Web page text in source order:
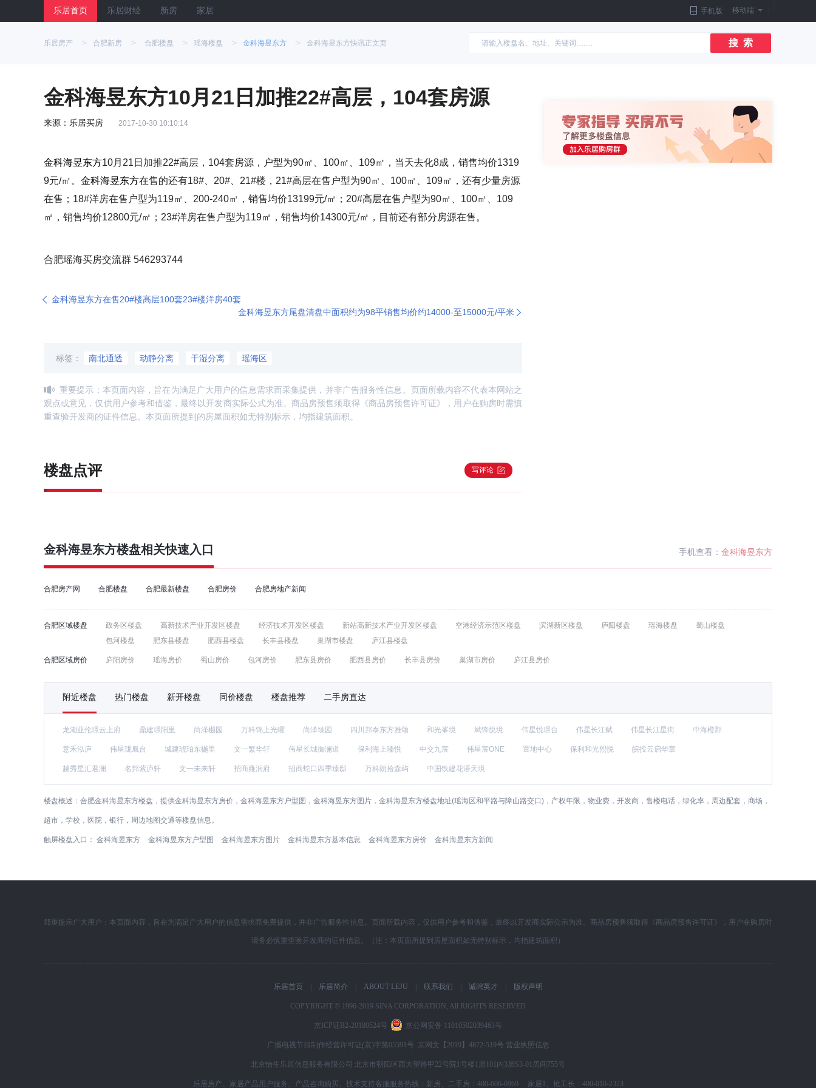
乐居首页 乐居财经 新房 家居 手机版 移动端
乐居房产 > 合肥新房 > 合肥楼盘 > 瑶海楼盘 > 金科海昱东方 > 金科海昱东方快讯正文页 搜 索
金科海昱东方10月21日加推22#高层，104套房源
来源：乐居买房 2017-10-30 10:10:14
金科海昱东方10月21日加推22#高层，104套房源，户型为90㎡、100㎡、109㎡，当天去化8成，销售均价1319
9元/㎡。 金科海昱东方在售的还有18#、20#、21#楼，21#高层在售户型为90㎡、100㎡、109㎡，还有少量房源
在售；18#洋房在售户型为119㎡、200-240㎡，销售均价13199元/㎡；20#高层在售户型为90㎡、100㎡、109
㎡，销售均价12800元/㎡；23#洋房在售户型为119㎡，销售均价14300元/㎡，目前还有部分房源在售。
合肥瑶海买房交流群 546293744
金科海昱东方在售20#楼高层100套23#楼洋房40套
金科海昱东方尾盘清盘中面积约为98平销售均价约14000-至15000元/平米
标签： 南北通透 动静分离 干湿分离 瑶海区
重要提示：本页面内容，旨在为满足广大用户的信息需求而采集提供，并非广告服务性信息。页面所载内容不代表本网站之
观点或意见，仅供用户参考和借鉴，最终以开发商实际公式为准。商品房预售须取得《商品房预售许可证》，用户在购房时需慎
重查验开发商的证件信息。本页面所提到的房屋面积如无特别标示，均指建筑面积。
楼盘点评 写评论
金科海昱东方楼盘相关快速入口 手机查看： 金科海昱东方
合肥房产网 合肥楼盘 合肥最新楼盘 合肥房价 合肥房地产新闻
合肥区域楼盘 政务区楼盘 高新技术产业开发区楼盘 经济技术开发区楼盘 新站高新技术产业开发区楼盘 空港经济示范区楼盘 滨湖新区楼盘 庐阳楼盘 瑶海楼盘
蜀山楼盘
包河楼盘
肥东县楼盘 肥西县楼盘 长丰县楼盘 巢湖市楼盘 庐江县楼盘
合肥区域房价 庐阳房价 瑶海房价 蜀山房价 包河房价 肥东县房价 肥西县房价 长丰县房价 巢湖市房价 庐江县房价
附近楼盘 热门楼盘 新开楼盘 同价楼盘 楼盘推荐 二手房直达
龙湖亚伦璟云上府 鼎建璟阳里 尚泽樾园 万科锦上光曜 尚泽臻园 四川邦泰东方雅颂 和光峯境 斌锋悦境 伟星悦璟台 伟星长江赋 伟星长江星街 中海橙郡
意禾泓庐 伟星珑胤台 城建琥珀东樾里 文一繁华轩 伟星长城御澜道 保利海上瑧悦 中交九宸 伟星宸ONE 置地中心 保利和光熙悦 皖投云启华章
越秀星汇君澜 名邦紫庐轩 文一未来轩 招商雍润府 招商蛇口四季臻邸 万科朗拾森屿 中国铁建花语天境
楼盘概述： 合肥金科海昱东方楼盘，提供金科海昱东方房价，金科海昱东方户型图，金科海昱东方图片，金科海昱东方楼盘地址(瑶海区和平路与障山路交口)，产权年限，物业费，开发商，售楼电话，绿化率，周边配套，商场，
超市，学校，医院，银行，周边地图交通等楼盘信息。
触屏楼盘入口： 金科海昱东方 金科海昱东方户型图 金科海昱东方图片 金科海昱东方基本信息 金科海昱东方房价 金科海昱东方新闻
郑重提示广大用户：本页面内容，旨在为满足广大用户的信息需求而免费提供，并非广告服务性信息。页面所载内容，仅供用户参考和借鉴，最终以开发商实际公示为准。商品房预售须取得《商品房预售许可证》，用户在购房时
请务必慎重查验开发商的证件信息。（注：本页面所提到房屋面积如无特别标示，均指建筑面积）
乐居首页 乐居简介 ABOUT LEJU 联系我们 诚聘英才 版权声明
COPYRIGHT © 1996-2019 SINA CORPORATION, All RIGHTS RESERVED
京ICP证B2-20180524号 京公网安备 11010502039463号
广播电视节目制作经营许可证(京)字第05591号 京网文【2019】4872-519号 营业执照信息
北京怡生乐居信息服务有限公司 北京市朝阳区西大望路甲22号院1号楼1层101内3层S3-01房间755号
乐居房产、家居产品用户服务、产品咨询购买、技术支持客服服务热线：新房、二手房：400-606-6969 家居1、抢工长：400-010-2323